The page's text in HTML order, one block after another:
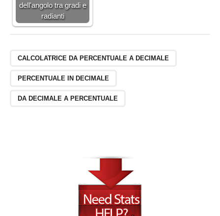
dell'angolo tra gradi e
radianti
CALCOLATRICE DA PERCENTUALE A DECIMALE
PERCENTUALE IN DECIMALE
DA DECIMALE A PERCENTUALE